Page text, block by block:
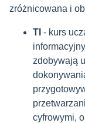
zróżnicowana i
TI - kurs
zdobywają
cyfrowymi,